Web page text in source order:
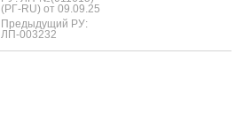
(РГ-RU) от 09.09.25
Предыдущий РУ:
ЛП-003232